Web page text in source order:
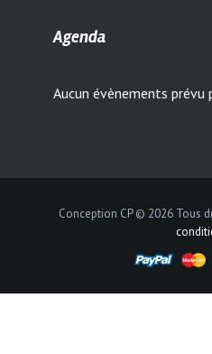
Agenda
Aucun évènements
Conception CP © 2026 Tous